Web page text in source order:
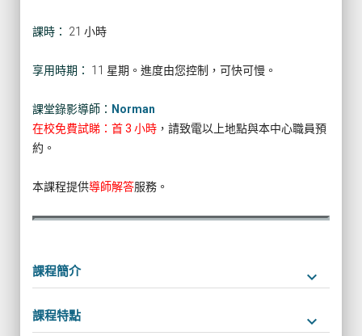
課時： 21 小時
享用時期： 11 星期。進度由您控制，可快可慢。
課堂錄影導師： Norman
在校免費試睇：首 3 小時 ，請致電以上地點與本中心職員預
約。
本課程提供導師解答服務。
課程簡介 keyboard_arrow_down
課程特點 keyboard_arrow_down